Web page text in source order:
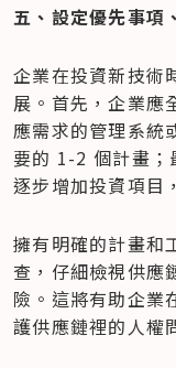
五、設定優先事項
企業在投資新技術
展。首先，企業應
應需求的管理系統
要的 1-2 個計畫；
逐步增加投資項目
擁有明確的計畫和
查，仔細檢視供應
險。這將有助企業
護供應鏈裡的人權